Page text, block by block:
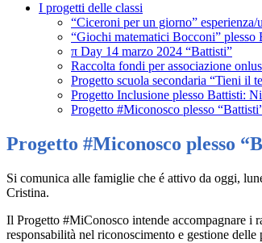
I progetti delle classi
“Ciceroni per un giorno” esperienza/
“Giochi matematici Bocconi” plesso
π Day 14 marzo 2024 “Battisti”
Raccolta fondi per associazione
Progetto scuola secondaria “Tieni il
Progetto Inclusione plesso Battisti:
Progetto #Miconosco plesso
Progetto #Miconosco plesso
Si comunica alle famiglie che é attivo da oggi,
Cristina.
Il Progetto #MiConosco intende accompagnare i
responsabilità nel riconoscimento e gestione